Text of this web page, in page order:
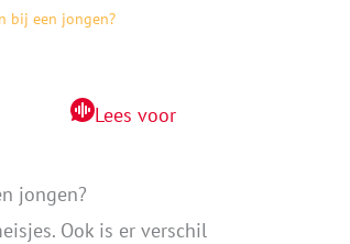
bij een jongen?
Lees voor
jongen?
Ook is er verschil